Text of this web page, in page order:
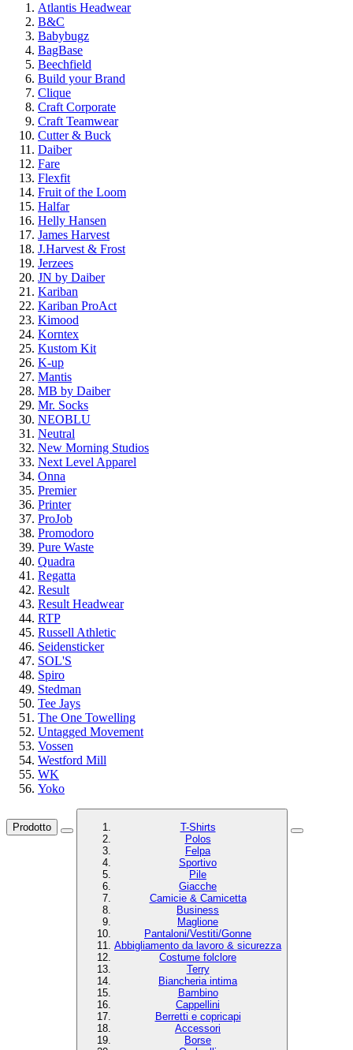
Atlantis Headwear
B&C
Babybugz
BagBase
Beechfield
Build your Brand
Clique
Craft Corporate
Craft Teamwear
Cutter & Buck
Daiber
Fare
Flexfit
Fruit of the Loom
Halfar
Helly Hansen
James Harvest
J.Harvest & Frost
Jerzees
JN by Daiber
Kariban
Kariban ProAct
Kimood
Korntex
Kustom Kit
K-up
Mantis
MB by Daiber
Mr. Socks
NEOBLU
Neutral
New Morning Studios
Next Level Apparel
Onna
Premier
Printer
ProJob
Promodoro
Pure Waste
Quadra
Regatta
Result
Result Headwear
RTP
Russell Athletic
Seidensticker
SOL'S
Spiro
Stedman
Tee Jays
The One Towelling
Untagged Movement
Vossen
Westford Mill
WK
Yoko
Prodotto
T-Shirts
Polos
Felpa
Sportivo
Pile
Giacche
Camicie & Camicetta
Business
Maglione
Pantaloni/Vestiti/Gonne
Abbigliamento da lavoro & sicurezza
Costume folclore
Terry
Biancheria intima
Bambino
Cappellini
Berretti e copricapi
Accessori
Borse